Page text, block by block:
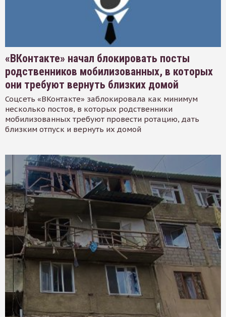
«ВКонтакте» начал блокировать посты
родственников мобилизованных, в которых
они требуют вернуть близких домой
Соцсеть «ВКонтакте» заблокировала как минимум
несколько постов, в которых родственники
мобилизованных требуют провести ротацию, дать
близким отпуск и вернуть их домой